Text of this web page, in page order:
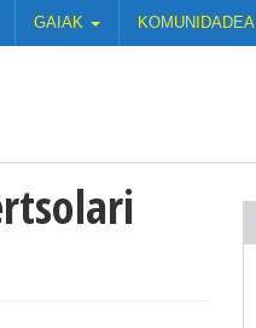
GAIAK KOMUNIDADEA